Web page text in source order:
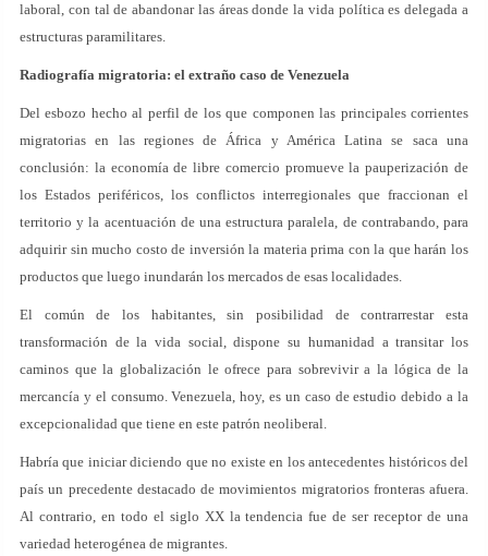
laboral, con tal de abandonar las áreas donde la vida política es delegada a
estructuras paramilitares.
Radiografía migratoria: el extraño caso de Venezuela
Del esbozo hecho al perfil de los que componen las principales corrientes
migratorias en las regiones de África y América Latina se saca una
conclusión: la economía de libre comercio promueve la pauperización de
los Estados periféricos, los conflictos interregionales que fraccionan el
territorio y la acentuación de una estructura paralela, de contrabando, para
adquirir sin mucho costo de inversión la materia prima con la que harán los
productos que luego inundarán los mercados de esas localidades.
El común de los habitantes, sin posibilidad de contrarrestar esta
transformación de la vida social, dispone su humanidad a transitar los
caminos que la globalización le ofrece para sobrevivir a la lógica de la
mercancía y el consumo. Venezuela, hoy, es un caso de estudio debido a la
excepcionalidad que tiene en este patrón neoliberal.
Habría que iniciar diciendo que no existe en los antecedentes históricos del
país un precedente destacado de movimientos migratorios fronteras afuera.
Al contrario, en todo el siglo XX la tendencia fue de ser receptor de una
variedad heterogénea de migrantes.